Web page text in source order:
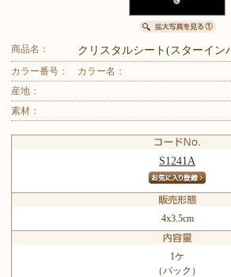
商品名： クリスタルシート(スターイン
カラー番号：
カラー名：
産地：
素材：
S1241A
4x3.5cm
1ケ
（パック）